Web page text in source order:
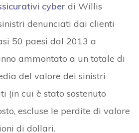
cyberdi Willis
denunciati dai clienti
50 paesi dal 2013 a
ammontato a un totale di
del valore dei sinistri
(in cui è stato sostenuto
escluse le perdite di valore
di dollari.